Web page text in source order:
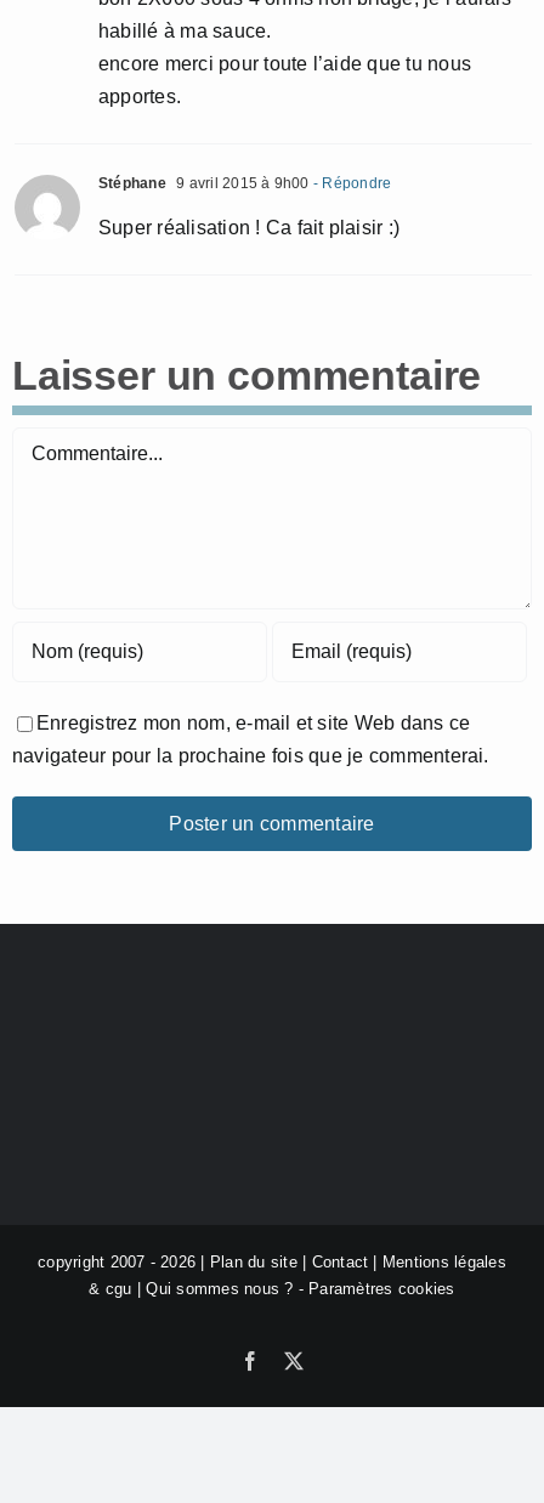
habillé à ma sauce.
encore merci pour toute l’aide que tu nous
apportes.
Stéphane 9 avril 2015 à 9h00 - Répondre
Super réalisation ! Ca fait plaisir :)
Laisser un commentaire
Commentaire
Enregistrez mon nom, e-mail et site Web dans ce
navigateur pour la prochaine fois que je commenterai.
copyright 2007 - 2026 | Plan du site| Contact
Mentions légales
& cgu |Qui sommes nous ? - Paramètres cookies
Facebook